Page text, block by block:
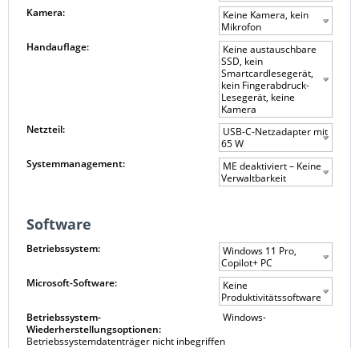
Kamera:
Keine Kamera, kein
Mikrofon
Handauflage:
Keine austauschbare
SSD, kein
Smartcardlesegerät,
kein Fingerabdruck-
Lesegerät, keine
Kamera
Netzteil:
USB-C-Netzadapter mit
65 W
Systemmanagement:
ME deaktiviert – Keine
Verwaltbarkeit
Software
Betriebssystem:
Windows 11 Pro,
Copilot+ PC
Microsoft-Software:
Keine
Produktivitätssoftware
Betriebssystem-
Wiederherstellungsoptionen:
Windows-
Betriebssystemdatenträger nicht inbegriffen